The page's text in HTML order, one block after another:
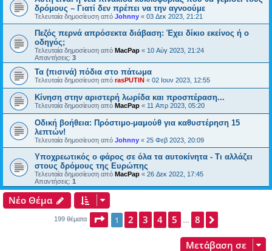
δρόμους – Γιατί δεν πρέπει να την αγνοούμε
Τελευταία δημοσίευση από Johnny « 03 Δεκ 2023, 21:21
Πεζός περνά απρόσεκτα διάβαση: Έχει δίκιο εκείνος ή ο
οδηγός;
Τελευταία δημοσίευση από MacPap « 10 Αύγ 2023, 21:24
Απαντήσεις: 3
Τα (πισινά) πόδια στο πάτωμα
Τελευταία δημοσίευση από rasPUTIN « 02 Ιουν 2023, 12:55
Κίνηση στην αριστερή λωρίδα και προσπέραση...
Τελευταία δημοσίευση από MacPap « 11 Απρ 2023, 05:20
Οδική βοήθεια: Πρόστιμο-μαμούθ για καθυστέρηση 15
λεπτών!
Τελευταία δημοσίευση από Johnny « 25 Φεβ 2023, 20:09
Υποχρεωτικός ο φάρος σε όλα τα αυτοκίνητα - Τι αλλάζει
στους δρόμους της Ευρώπης
Τελευταία δημοσίευση από MacPap « 26 Δεκ 2022, 17:45
Απαντήσεις: 1
Νέο Θέμα
199 θέματα Σελίδα 1από
1 2 3 4 5 8
Μετάβαση σε